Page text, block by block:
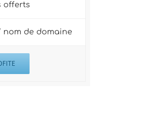
offerts
nom de domaine